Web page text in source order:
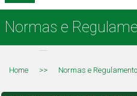
Normas e
Home >> Normas e